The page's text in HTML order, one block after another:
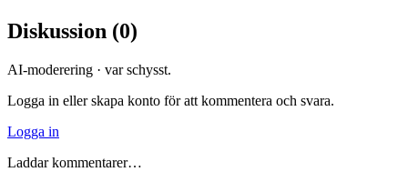
Diskussion (0)
AI-moderering · var schysst.
Logga in eller skapa konto för att kommentera och svara.
Logga in
Laddar kommentarer…